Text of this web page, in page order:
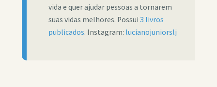
vida e quer ajudar pessoas a tornarem
suas vidas melhores. Possui 3 livros
publicados. Instagram: lucianojuniorslj